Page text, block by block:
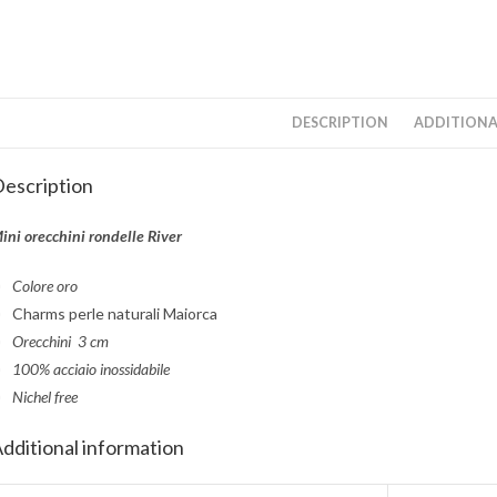
DESCRIPTION
orecchini rondelle River
Colore oro
Charms perle naturali Maiorca
Orecchini 3 cm
100% acciaio inossidabile
Nichel free
information